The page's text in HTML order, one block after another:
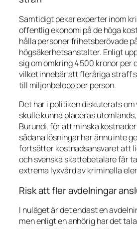
Samtidigt pekar experter inom
offentlig ekonomi på de höga
hålla personer frihetsberövade
högsäkerhetsanstalter. Enligt
sig om omkring 4 500 kronor per
vilket innebär att fleråriga straff
till miljonbelopp per person.
Det har i politiken diskuterats om
skulle kunna placeras
Burundi, för att minska
sådana lösningar har ännu inte
fortsätter kostnadsansvaret att
och svenska skattebetalare får
extrema lyxvård av kriminella
Risk att fler avdelningar
I nuläget är det endast en
men enligt en anhörig har det